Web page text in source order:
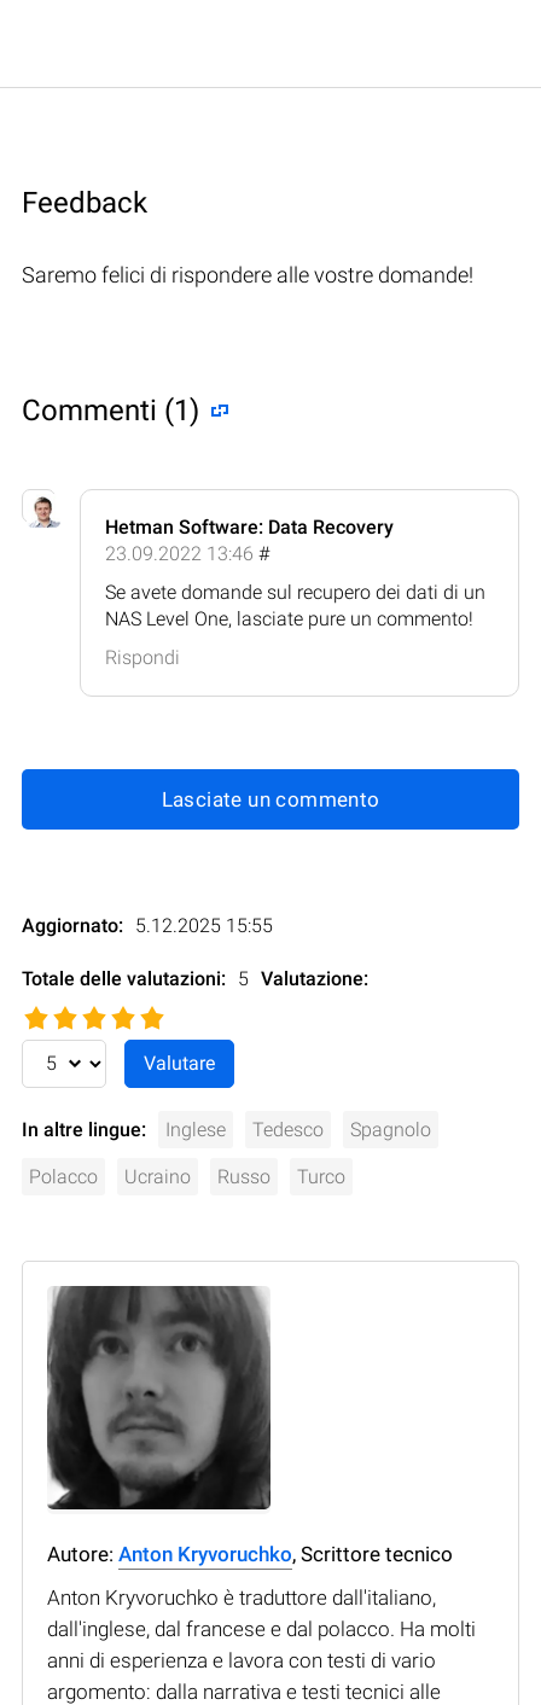
Feedback
Saremo felici di rispondere alle vostre domande!
Commenti (1)
Hetman Software: Data Recovery
23.09.2022 13:46 #
Se avete domande sul recupero dei dati di un
NAS Level One, lasciate pure un commento!
Rispondi
Lasciate un commento
Aggiornato: 5.12.2025 15:55
Totale delle valutazioni: 5 Valutazione:
In altre lingue: Inglese Tedesco Spagnolo
Polacco Ucraino Russo Turco
Autore: Anton Kryvoruchko, Scrittore tecnico
Anton Kryvoruchko è traduttore dall'italiano,
dall'inglese, dal francese e dal polacco. Ha molti
anni di esperienza e lavora con testi di vario
argomento: dalla narrativa e testi tecnici alle